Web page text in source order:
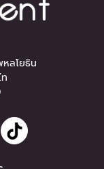
ลโยธิน